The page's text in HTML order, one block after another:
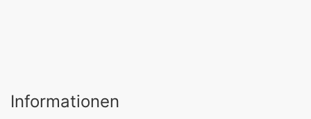
Informationen